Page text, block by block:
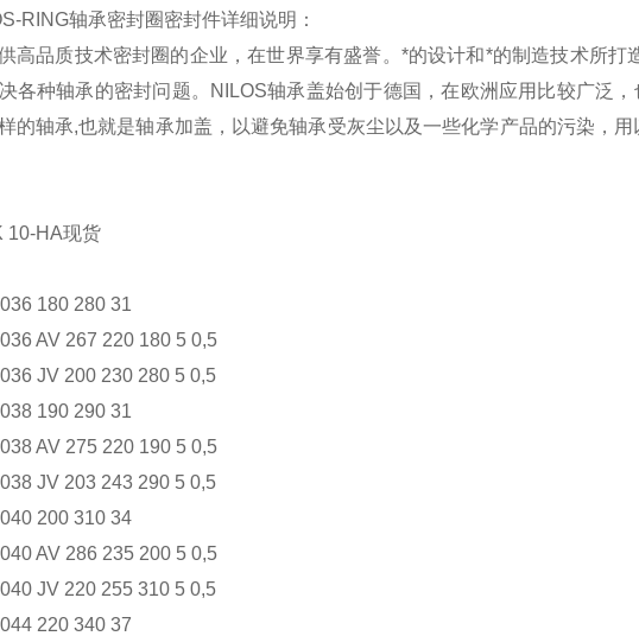
轴承密封圈密封件详细说明：
品质技术密封圈的企业，在世界享有盛誉。*的设计和*的制造技术所打
各种轴承的密封问题。NILOS轴承盖始创于德国，在欧洲应用比较广泛
的轴承,也就是轴承加盖，以避免轴承受灰尘以及一些化学产品的污染，
180 280 31
AV 267 220 180 5 0,5
JV 200 230 280 5 0,5
190 290 31
AV 275 220 190 5 0,5
JV 203 243 290 5 0,5
200 310 34
AV 286 235 200 5 0,5
JV 220 255 310 5 0,5
220 340 37